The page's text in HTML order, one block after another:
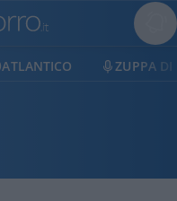
ATLANTICO ZUPPA DI